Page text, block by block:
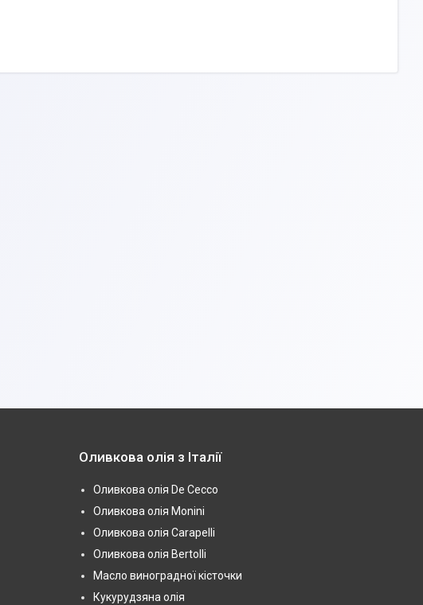
Оливкова олія з Італії
Оливкова олія De Cecco
Оливкова олія Monini
Оливкова олія Carapelli
Оливкова олія Bertolli
Масло виноградної кісточки
Кукурудзяна олія